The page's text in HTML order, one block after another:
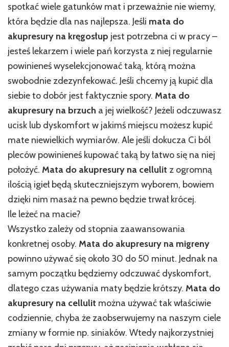
spotkać wiele gatunków mat i przeważnie nie wiemy,
która będzie dla nas najlepsza. Jeśli mata do
akupresury na kręgosłup jest potrzebna ci w pracy –
jesteś lekarzem i wiele pań korzysta z niej regularnie
powinieneś wyselekcjonować taką, którą można
swobodnie zdezynfekować. Jeśli chcemy ją kupić dla
siebie to dobór jest faktycznie spory. Mata do
akupresury na brzuch a jej wielkość? Jeżeli odczuwasz
ucisk lub dyskomfort w jakimś miejscu możesz kupić
mate niewielkich wymiarów. Ale jeśli dokucza Ci ból
pleców powinieneś kupować taką by łatwo się na niej
położyć. Mata do akupresury na cellulit z ogromną
ilością igieł będą skuteczniejszym wyborem, bowiem
dzięki nim masaż na pewno będzie trwał krócej.
Ile leżeć na macie?
Wszystko zależy od stopnia zaawansowania
konkretnej osoby. Mata do akupresury na migreny
powinno używać się około 30 do 50 minut. Jednak na
samym początku będziemy odczuwać dyskomfort,
dlatego czas używania maty będzie krótszy. Mata do
akupresury na cellulit można używać tak właściwie
codziennie, chyba że zaobserwujemy na naszym ciele
zmiany w formie np. siniaków. Wtedy najkorzystniej